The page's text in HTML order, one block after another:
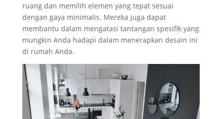
ruang dan memilih elemen yang tepat sesuai
dengan gaya minimalis. Mereka juga dapat
membantu dalam mengatasi tantangan spesifik yang
mungkin Anda hadapi dalam menerapkan desain ini
di rumah Anda.